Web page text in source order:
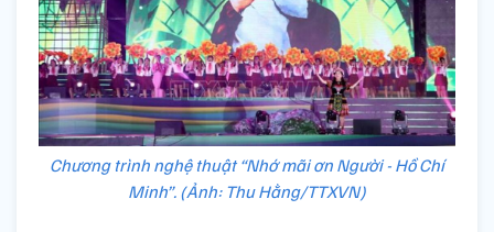
Chương trình nghệ thuật “Nhớ mãi ơn Người - Hồ Chí
Minh”. (Ảnh: Thu Hằng/TTXVN)